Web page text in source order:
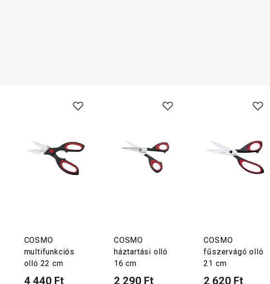
COSMO
multifunkciós
olló 22 cm
4 440 Ft
COSMO
háztartási olló
16 cm
2 290 Ft
COSMO
fűszervágó olló
21 cm
2 620 Ft